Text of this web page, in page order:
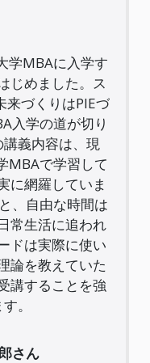
学MBAに入学す
じめました。ス
来づくりはPIEづ
入学の道が切り
義内容は、現
MBAで学習して
に網羅していま
、自由な時間は
常生活に追われ
ドは実際に使い
論を教えていた
講することを強
。
さん